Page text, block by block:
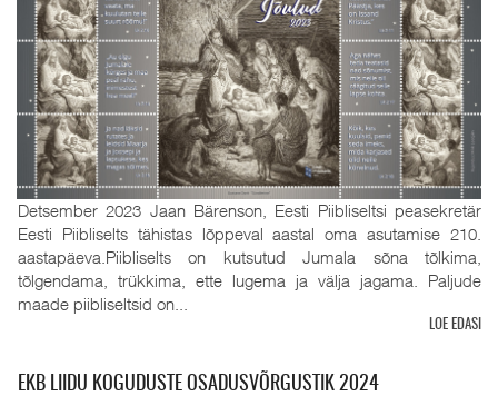
Detsember 2023 Jaan Bärenson, Eesti Piibliseltsi peasekretär
Eesti Piibliselts tähistas lõppeval aastal oma asutamise 210.
aastapäeva.Piibliselts on kutsutud Jumala sõna tõlkima,
tõlgendama, trükkima, ette lugema ja välja jagama. Paljude
maade piibliseltsid on...
LOE EDASI
EKB LIIDU KOGUDUSTE OSADUSVÕRGUSTIK 2024